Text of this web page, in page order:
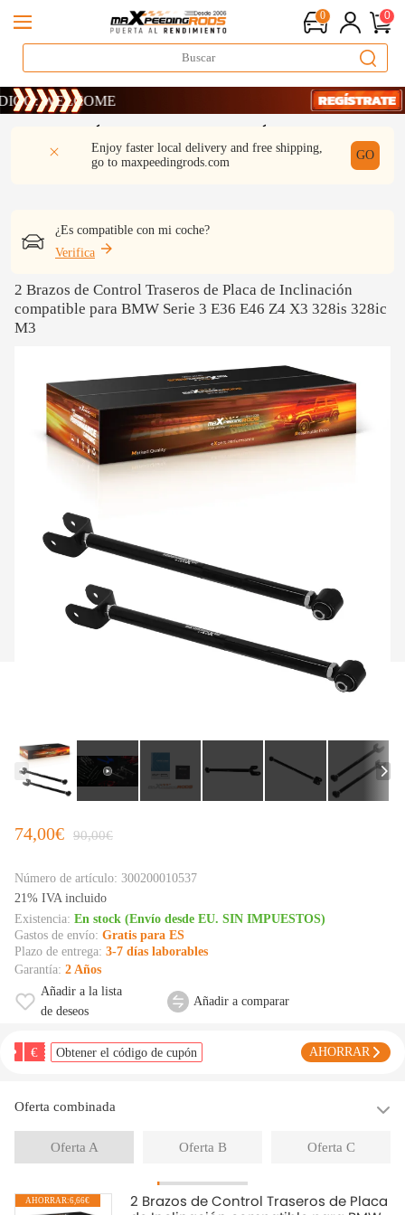
0 0
Enjoy faster local delivery and free shipping,
go to maxpeedingrods.com
GO
¿Es compatible con mi coche?
Verifica
DESCRIPCIÓN REVISIÓN
2 Brazos de Control Traseros de Placa de Inclinación
compatible para BMW Serie 3 E36 E46 Z4 X3 328is 328ic
M3
74,00€ 90,00€
Número de artículo: 300200010537
21% IVA incluido
Existencia: En stock (Envío desde EU. SIN IMPUESTOS)
Gastos de envío: Gratis para ES
Plazo de entrega: 3-7 días laborables
Garantía: 2 Años
Añadir a la lista
de deseos
Añadir a comparar
€ Obtener el código de cupón AHORRAR
Oferta combinada
Oferta A Oferta B Oferta C
AHORRAR:6,66€
2 Brazos de Control Traseros de Placa